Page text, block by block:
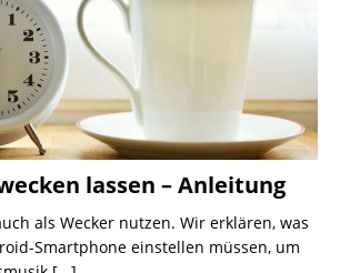
lassen – Anleitung
als Wecker nutzen. Wir erklären, was
Smartphone einstellen müssen, um